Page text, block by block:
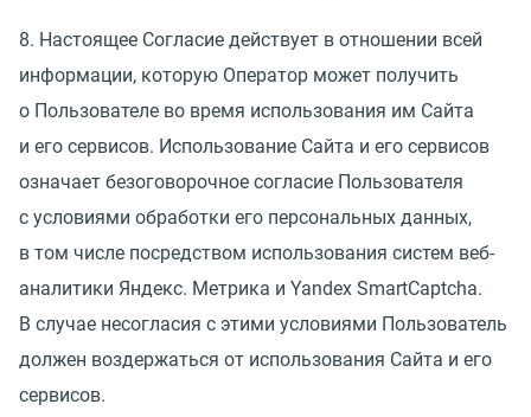
8. Настоящее Согласие действует в отношении всей
информации, которую Оператор может получить
о Пользователе во время использования им Сайта
и его сервисов. Использование Сайта и его сервисов
означает безоговорочное согласие Пользователя
с условиями обработки его персональных данных,
в том числе посредством использования систем веб-
аналитики Яндекс. Метрика и Yandex SmartCaptcha.
В случае несогласия с этими условиями Пользователь
должен воздержаться от использования Сайта и его
сервисов.